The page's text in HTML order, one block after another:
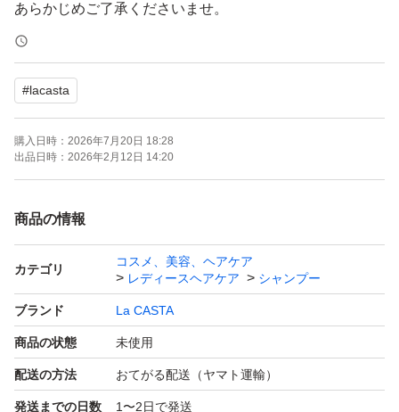
あらかじめご了承くださいませ。
すり替え防止のためご購入後の返品、交換は
基本的に受け付けておりません。
お気軽にコメントくださいませ。
よろしくお願い致します。
#新品未使用 #未開封 #即購入ok
#lacasta
購入日時： 2026年7月20日 18:28
出品日時： 2026年2月12日 14:20
商品の情報
カテゴリ
コスメ、美容、ヘアケア
レディースヘアケア
シャンプー
ブランド La CASTA
商品の状態 未使用
配送の方法 おてがる配送（ヤマト運輸）
発送までの日数 1〜2日で発送